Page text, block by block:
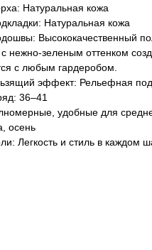
Натуральная кожа
Натуральная кожа
Высококачественный
нежно-зеленым оттенком
с любым гардеробом.
эффект: Рельефная
36–41
удобные для
осень
Легкость и стиль в каждом